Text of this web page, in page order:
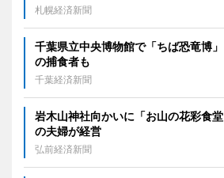
札幌経済新聞
千葉県立中央博物館で「ちば恐竜博
の捕食者も
千葉経済新聞
岩木山神社向かいに「お山の花彩食
の夫婦が経営
弘前経済新聞